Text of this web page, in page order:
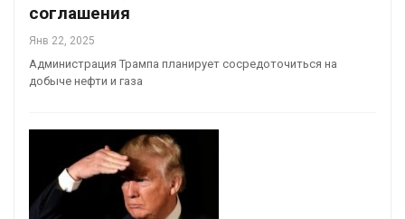
соглашения
Янв 22, 2025
Администрация Трампа планирует сосредоточиться на
добыче нефти и газа